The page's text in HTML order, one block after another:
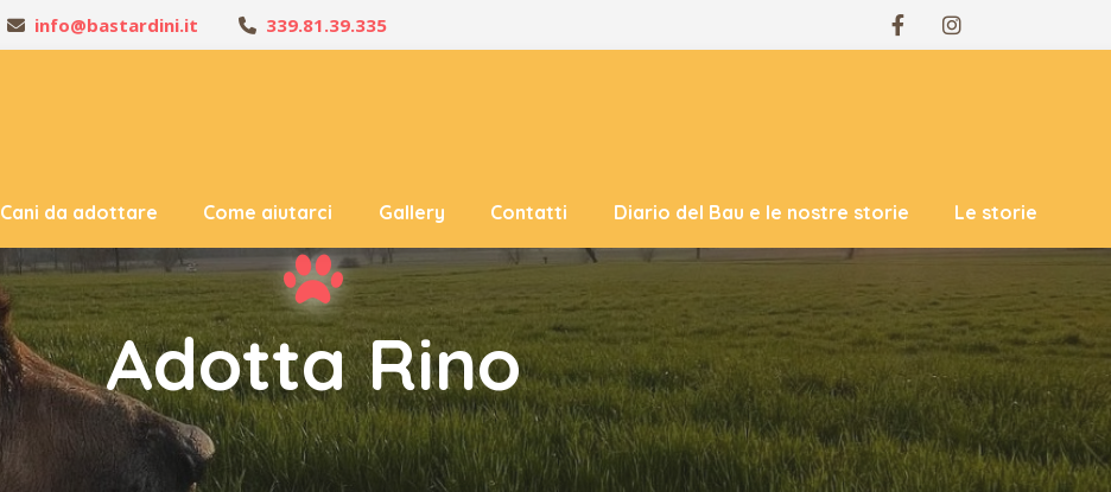
info@bastardini.it 339.81.39.335
Cani da adottare Come aiutarci Gallery Contatti Diario del Bau e le nostre storie Le storie
Adotta Rino